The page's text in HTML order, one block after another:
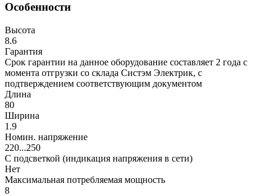
Особенности
Высота
8.6
Гарантия
Срок гарантии на данное оборудование составляет 2 года с
момента отгрузки со склада Систэм Электрик, с
подтверждением соответствующим документом
Длина
80
Ширина
1.9
Номин. напряжение
220...250
С подсветкой (индикация напряжения в сети)
Нет
Максимальная потребляемая мощность
8